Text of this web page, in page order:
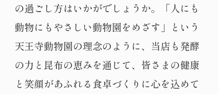
の過ごし方はいかがでしょうか。「人にも
動物にもやさしい動物園をめざす」という
天王寺動物園の理念のように、当店も発酵
の力と昆布の恵みを通じて、皆さまの健康
と笑顔があふれる食卓づくりに心を込めて